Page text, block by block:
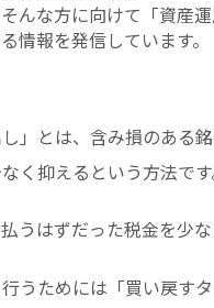
そんな方に向けて「資産
る情報を発信しています。
」とは、含み損のある
く抑えるという方法です
うはずだった税金を少な
うためには「買い戻す